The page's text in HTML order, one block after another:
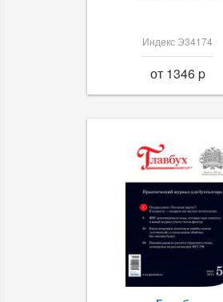
Индекс Э34174
от 1346 p